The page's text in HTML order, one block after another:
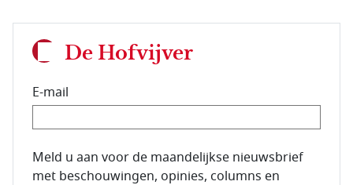
De Hofvijver
E-mail
E-mailadres van de abonnee.
Meld u aan voor de maandelijkse nieuwsbrief
met beschouwingen, opinies, columns en